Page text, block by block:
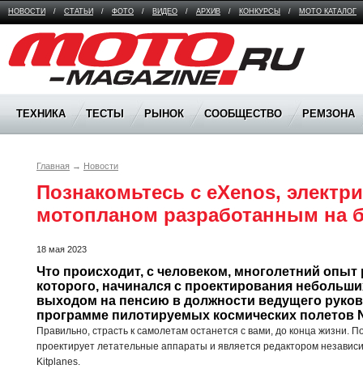
НОВОСТИ / СТАТЬИ / ФОТО / ВИДЕО / АРХИВ / КОНКУРСЫ / МОТО КАТАЛОГ
Moto Magazine
ТЕХНИКА ТЕСТЫ РЫНОК СООБЩЕСТВО РЕМЗОНА
Главная → Новости
Познакомьтесь с eXenos,
мотопланом разработанным на
18 мая 2023
Что происходит, с человеком, многолетний опыт
которого, начинался с проектирования
выходом на пенсию в должности ведущего
программе пилотируемых космических полетов
Правильно, страсть к самолетам останется с вами, до конца жизни.
проектирует летательные аппараты и является редактором
Kitplanes.